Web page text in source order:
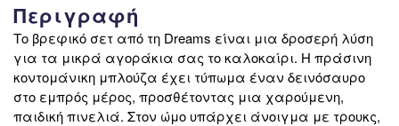
Περιγραφή
Το βρεφικό σετ από τη Dreams είναι μια δροσερή λύση
για τα μικρά αγοράκια σας το καλοκαίρι. Η πράσινη
κοντομάνικη μπλούζα έχει τύπωμα έναν δεινόσαυρο
στο εμπρός μέρος, προσθέτοντας μια χαρούμενη,
παιδική πινελιά. Στον ώμο υπάρχει άνοιγμα με τρουκς,